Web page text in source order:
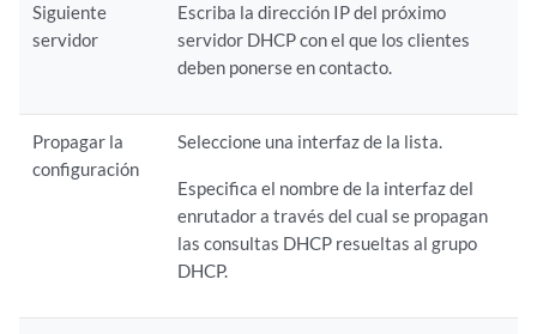
Siguiente
servidor
Escriba la dirección IP del próximo
servidor DHCP con el que los clientes
deben ponerse en contacto.
Propagar la
configuración
Seleccione una interfaz de la lista.
Especifica el nombre de la interfaz del
enrutador a través del cual se propagan
las consultas DHCP resueltas al grupo
DHCP.